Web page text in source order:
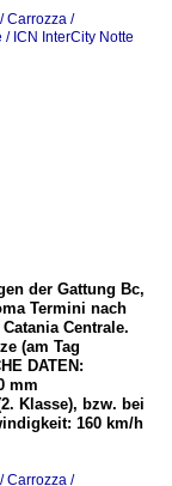
Carrozza /
/ ICN InterCity Notte
der Gattung Bc,
Termini nach
Centrale.
(am Tag
DATEN:
mm
Klasse), bzw. bei
160 km/h
Carrozza /